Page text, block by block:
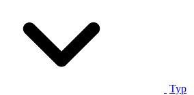
Typ